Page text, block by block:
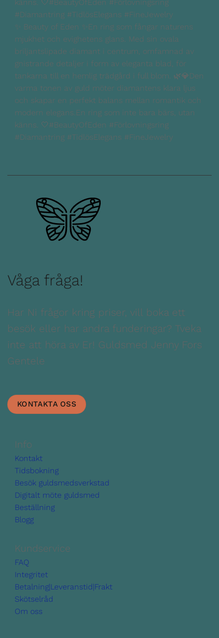
✨ Beauty of Eden ✨En ring som fångar naturens
mjukhet och evighetens glans. Med sin ovala
briljantslipade diamant i centrum, omfamnad av
gnistrande detaljer i form av eleganta blad, för
tankarna till en hemlig trädgård i full blom. 🌿💎Den
varma tonen av guld möter diamantens klara ljus
och skapar en perfekt balans mellan romantik och
modern elegans.En ring som inte bara bärs, utan
känns. 🤍#BeautyOfEden #Förlovningsring
#Diamantring #TidlösElegans #FineJewelry
Våga fråga!
Har Ni frågor kring priser, vill boka ett
besök eller har andra funderingar? Tveka
inte att höra av Er! Guldsmed Jenny Fors
Gentele
KONTAKTA OSS
Info
Kontakt
Tidsbokning
Besök guldsmedsverkstad
Digitalt möte guldsmed
Beställning
Blogg
Kundservice
FAQ
Integritet
Betalning|Leveranstid|Frakt
Skötselråd
Om oss